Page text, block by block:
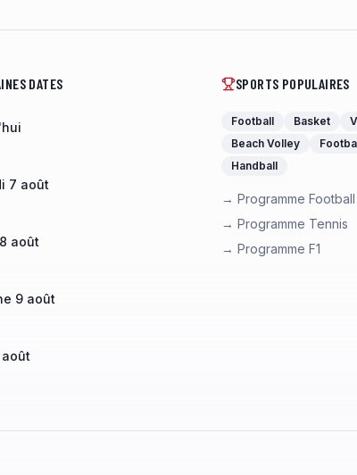
DATES
7 août
août
9 août
SPORTS POPULAIRES
Football Basket
Beach Volley
Handball
→ Programme Football
→ Programme Tennis
→ Programme F1